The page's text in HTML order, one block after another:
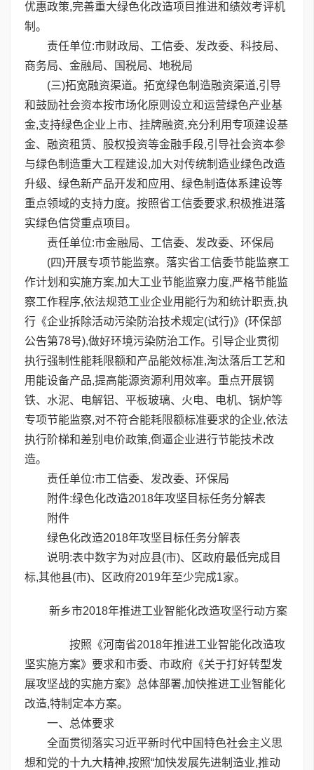
优惠政策,完善重大绿色化改造项目推进和绩效考评机
制。
责任单位:市财政局、工信委、发改委、科技局、
商务局、金融局、国税局、地税局
(三)拓宽融资渠道。拓宽绿色制造融资渠道,引导
和鼓励社会资本按市场化原则设立和运营绿色产业基
金,支持绿色企业上市、挂牌融资,充分利用专项建设基
金、融资租赁、股权投资等金融手段,引导社会资本参
与绿色制造重大工程建设,加大对传统制造业绿色改造
升级、绿色新产品开发和应用、绿色制造体系建设等
重点领域的支持力度。按照省工信委要求,积极推进落
实绿色信贷重点项目。
责任单位:市金融局、工信委、发改委、环保局
(四)开展专项节能监察。落实省工信委节能监察工
作计划和实施方案,加大工业节能监察力度,严格节能监
察工作程序,依法规范工业企业用能行为和统计职责,执
行《企业拆除活动污染防治技术规定(试行)》(环保部
公告第78号),做好环境污染防治工作。引导企业贯彻
执行强制性能耗限额和产品能效标准,淘汰落后工艺和
用能设备产品,提高能源资源利用效率。重点开展钢
铁、水泥、电解铝、平板玻璃、火电、电机、锅炉等
专项节能监察,对不符合能耗限额标准要求的企业,依法
执行阶梯和差别电价政策,倒逼企业进行节能技术改
造。
责任单位:市工信委、发改委、环保局
附件:绿色化改造2018年攻坚目标任务分解表
附件
绿色化改造2018年攻坚目标任务分解表
说明:表中数字为对应县(市)、区政府最低完成目
标,其他县(市)、区政府2019年至少完成1家。
新乡市2018年推进工业智能化改造攻坚行动方案
按照《河南省2018年推进工业智能化改造攻
坚实施方案》要求和市委、市政府《关于打好转型发
展攻坚战的实施方案》总体部署,加快推进工业智能化
改造,特制定本方案。
一、总体要求
全面贯彻落实习近平新时代中国特色社会主义思
想和党的十九大精神,按照“加快发展先进制造业,推动